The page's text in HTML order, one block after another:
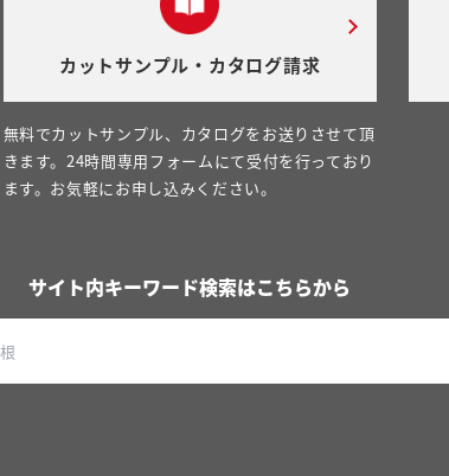
カットサンプル・カタログ請求
無料でカットサンプル、カタログをお送りさせて頂
きます。24時間専用フォームにて受付を行っており
ます。お気軽にお申し込みください。
サイト内キーワード検索はこちらから